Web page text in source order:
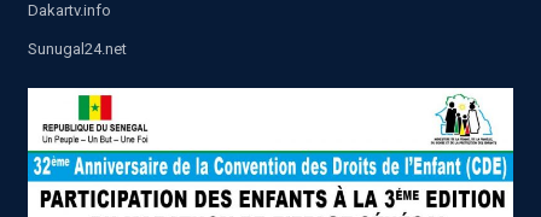
Dakartv.info
Sunugal24.net